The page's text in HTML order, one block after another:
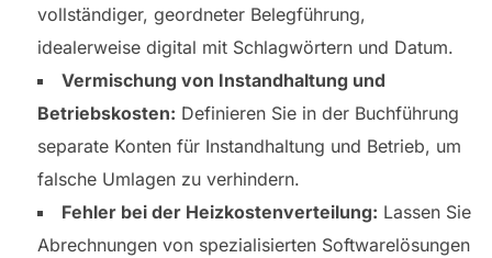
vollständiger, geordneter Belegführung,
idealerweise digital mit Schlagwörtern und Datum.
Vermischung von Instandhaltung und
Betriebskosten: Definieren Sie in der Buchführung
separate Konten für Instandhaltung und Betrieb, um
falsche Umlagen zu verhindern.
Fehler bei der Heizkostenverteilung: Lassen Sie
Abrechnungen von spezialisierten Softwarelösungen